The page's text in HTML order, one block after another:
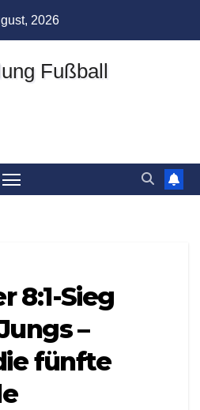
2026
8:1-Sieg
–
fünfte